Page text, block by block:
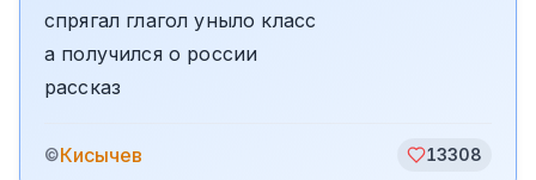
спрягал глагол уныло класс
а получился о россии
рассказ
©Кисычев 13308